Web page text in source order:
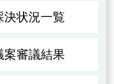
決状況一覧
案審議結果